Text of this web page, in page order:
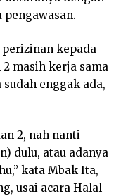
kepada
2 masih kerja sama
enggak ada,
2, nah nanti
dulu, atau adanya
kata Mbak Ita,
usai acara Halal